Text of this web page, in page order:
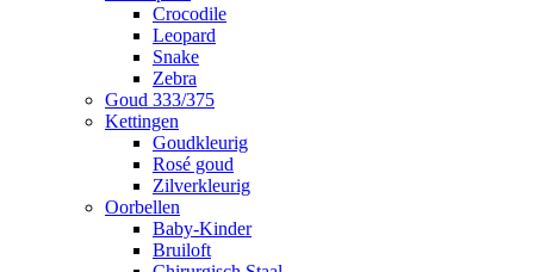
Crocodile
Leopard
Snake
Zebra
Goud 333/375
Kettingen
Goudkleurig
Rosé goud
Zilverkleurig
Oorbellen
Baby-Kinder
Bruiloft